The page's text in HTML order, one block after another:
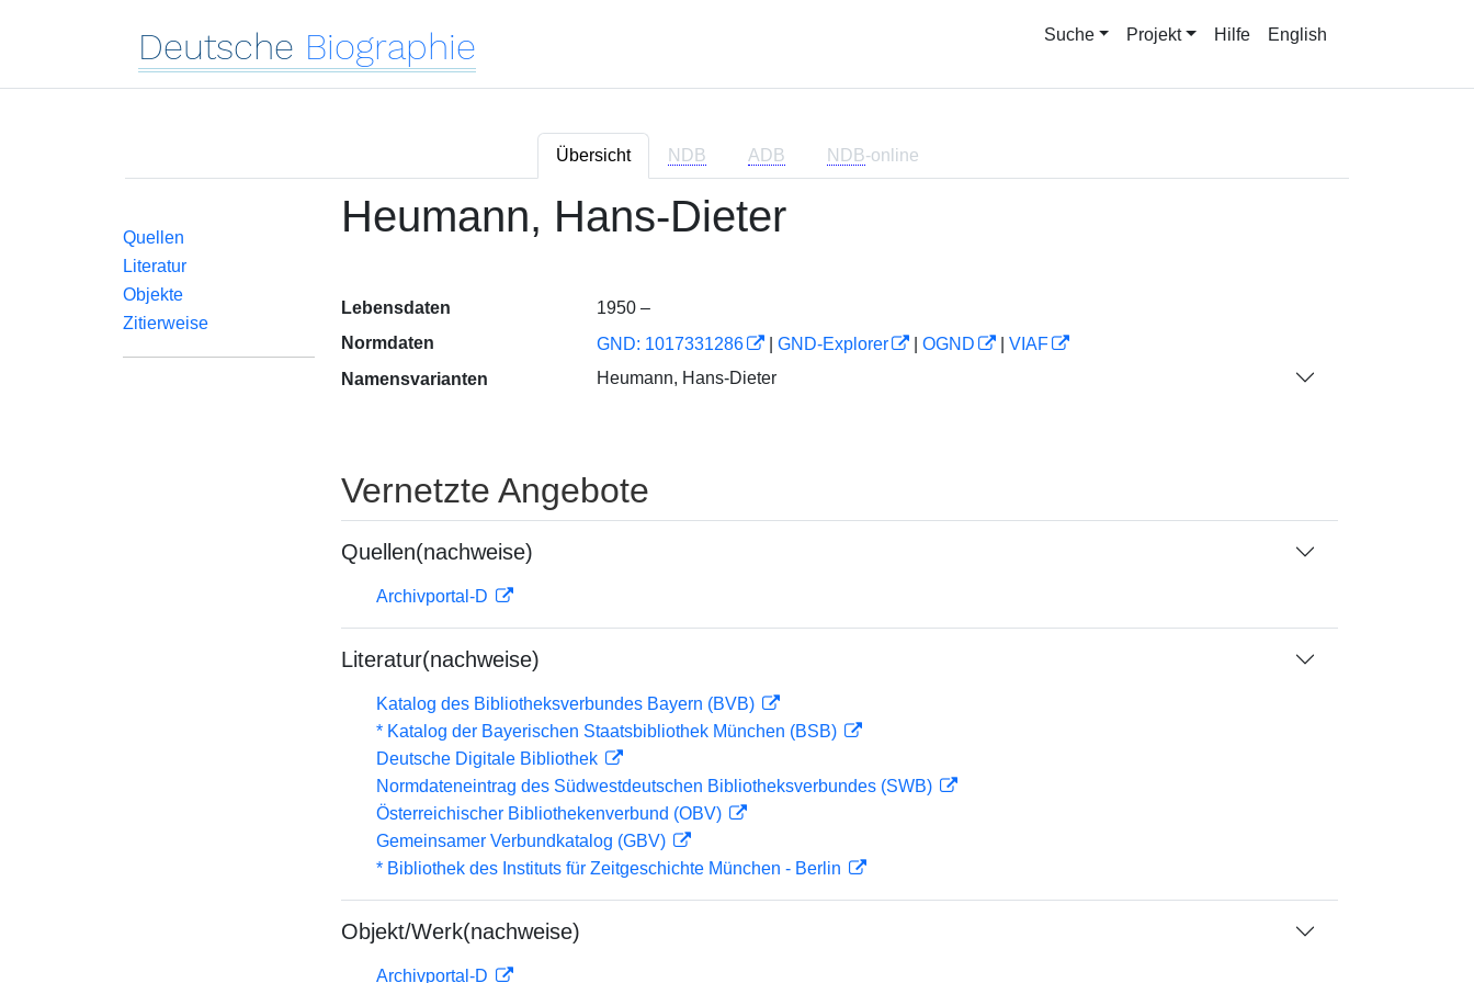
Deutsche Biographie Suche Projekt Hilfe English
Übersicht NDB ADB NDB-online
Quellen
Literatur
Objekte
Zitierweise
Heumann, Hans-Dieter
Lebensdaten
1950 –
Normdaten
GND: 1017331286 GND-Explorer OGND
VIAF
Namensvarianten
Heumann, Hans-Dieter
Vernetzte Angebote
Quellen(nachweise)
Archivportal-D
Literatur(nachweise)
Katalog des Bibliotheksverbundes Bayern (BVB)
* Katalog der Bayerischen Staatsbibliothek München (BSB)
Deutsche Digitale Bibliothek
Normdateneintrag des Südwestdeutschen Bibliotheksverbundes (SWB)
Österreichischer Bibliothekenverbund (OBV)
Gemeinsamer Verbundkatalog (GBV)
* Bibliothek des Instituts für Zeitgeschichte München - Berlin
Objekt/Werk(nachweise)
Archivportal-D